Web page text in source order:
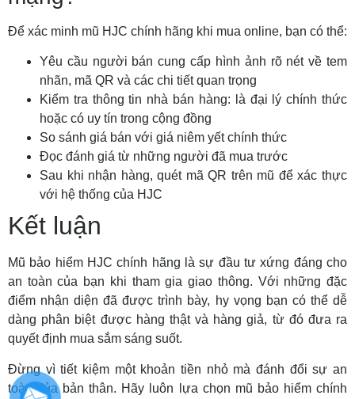
Để xác minh mũ HJC chính hãng khi mua online, bạn có thể:
Yêu cầu người bán cung cấp hình ảnh rõ nét về tem
nhãn, mã QR và các chi tiết quan trọng
Kiểm tra thông tin nhà bán hàng: là đại lý chính thức
hoặc có uy tín trong cộng đồng
So sánh giá bán với giá niêm yết chính thức
Đọc đánh giá từ những người đã mua trước
Sau khi nhận hàng, quét mã QR trên mũ để xác thực
với hệ thống của HJC
Kết luận
Mũ bảo hiểm HJC chính hãng là sự đầu tư xứng đáng cho
an toàn của bạn khi tham gia giao thông. Với những đặc
điểm nhận diện đã được trình bày, hy vọng bạn có thể dễ
dàng phân biệt được hàng thật và hàng giả, từ đó đưa ra
quyết định mua sắm sáng suốt.
Đừng vì tiết kiệm một khoản tiền nhỏ mà đánh đổi sự an
toàn của bản thân. Hãy luôn lựa chọn mũ bảo hiểm chính